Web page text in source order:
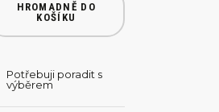
HROMADNĚ DO
KOŠÍKU
Potřebuji poradit s
výběrem